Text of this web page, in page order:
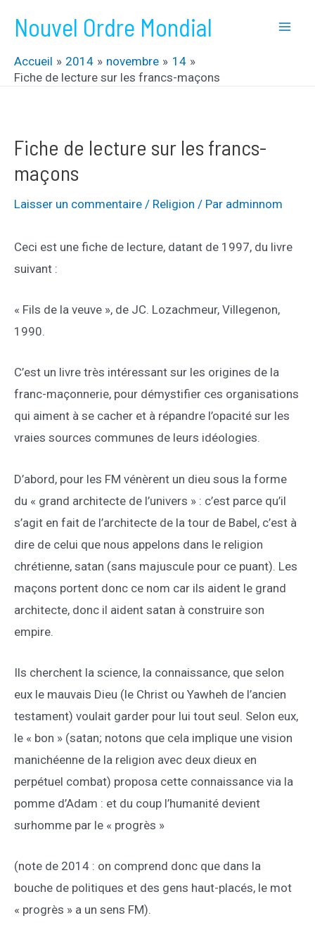
contenu
Nouvel Ordre Mondial
Accueil 2014 novembre
14
Fiche de lecture sur les francs-maçons
Fiche de lecture sur les francs-
maçons
Laisser un commentaire / Religion / Par adminnom
Ceci est une fiche de lecture, datant de 1997, du livre
suivant :
« Fils de la veuve », de JC. Lozachmeur, Villegenon,
1990.
C’est un livre très intéressant sur les origines de la
franc-maçonnerie, pour démystifier ces organisations
qui aiment à se cacher et à répandre l’opacité sur les
vraies sources communes de leurs idéologies.
D’abord, pour les FM vénèrent un dieu sous la forme
du « grand architecte de l’univers » : c’est parce qu’il
s’agit en fait de l’architecte de la tour de Babel, c’est à
dire de celui que nous appelons dans le religion
chrétienne, satan (sans majuscule pour ce puant). Les
maçons portent donc ce nom car ils aident le grand
architecte, donc il aident satan à construire son
empire.
Ils cherchent la science, la connaissance, que selon
eux le mauvais Dieu (le Christ ou Yawheh de l’ancien
testament) voulait garder pour lui tout seul. Selon eux,
le « bon » (satan; notons que cela implique une vision
manichéenne de la religion avec deux dieux en
perpétuel combat) proposa cette connaissance via la
pomme d’Adam : et du coup l’humanité devient
surhomme par le « progrès »
(note de 2014 : on comprend donc que dans la
bouche de politiques et des gens haut-placés, le mot
« progrès » a un sens FM).